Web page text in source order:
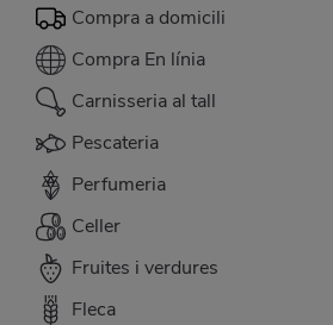
Compra a domicili
Compra En línia
Carnisseria al tall
Pescateria
Perfumeria
Celler
Fruites i verdures
Fleca